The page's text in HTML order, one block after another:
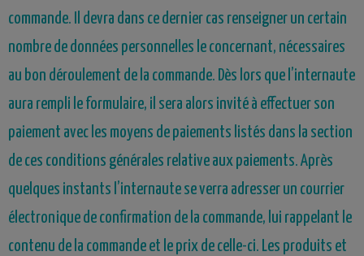
commande. Il devra dans ce dernier cas renseigner un certain
nombre de données personnelles le concernant, nécessaires
au bon déroulement de la commande. Dès lors que l’internaute
aura rempli le formulaire, il sera alors invité à effectuer son
paiement avec les moyens de paiements listés dans la section
de ces conditions générales relative aux paiements. Après
quelques instants l’internaute se verra adresser un courrier
électronique de confirmation de la commande, lui rappelant le
contenu de la commande et le prix de celle-ci. Les produits et